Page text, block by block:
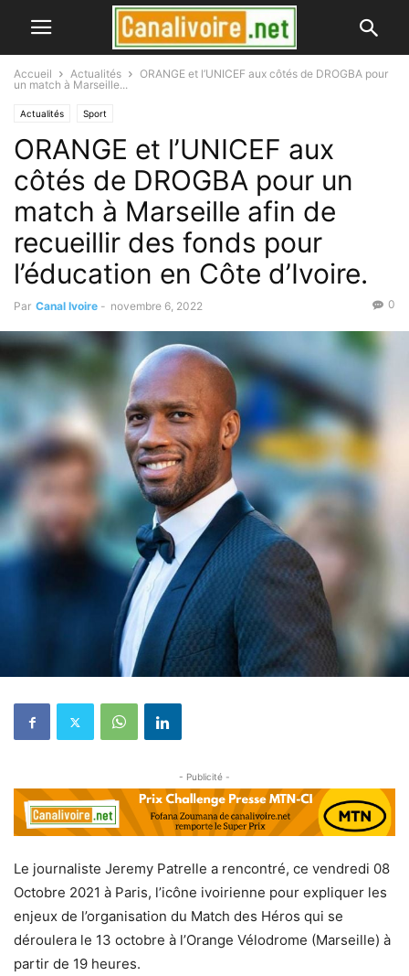
Accueil Actualités
ORANGE et l’UNICEF aux côtés de DROGBA pour
un match à Marseille...
Actualités Sport
ORANGE et l’UNICEF aux
côtés de DROGBA pour un
match à Marseille afin de
recueillir des fonds pour
l’éducation en Côte d’Ivoire.
Par Canal Ivoire - novembre 6, 2022 0
- Publicité -
Le journaliste Jeremy Patrelle a rencontré, ce vendredi 08
Octobre 2021 à Paris, l’icône ivoirienne pour expliquer les
enjeux de l’organisation du Match des Héros qui se
déroulera le 13 octobre à l’Orange Vélodrome (Marseille) à
partir de 19 heures.